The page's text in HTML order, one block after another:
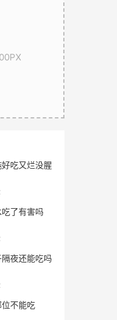
吃又烂没腥
了有害吗
夜还能吃吗
不能吃